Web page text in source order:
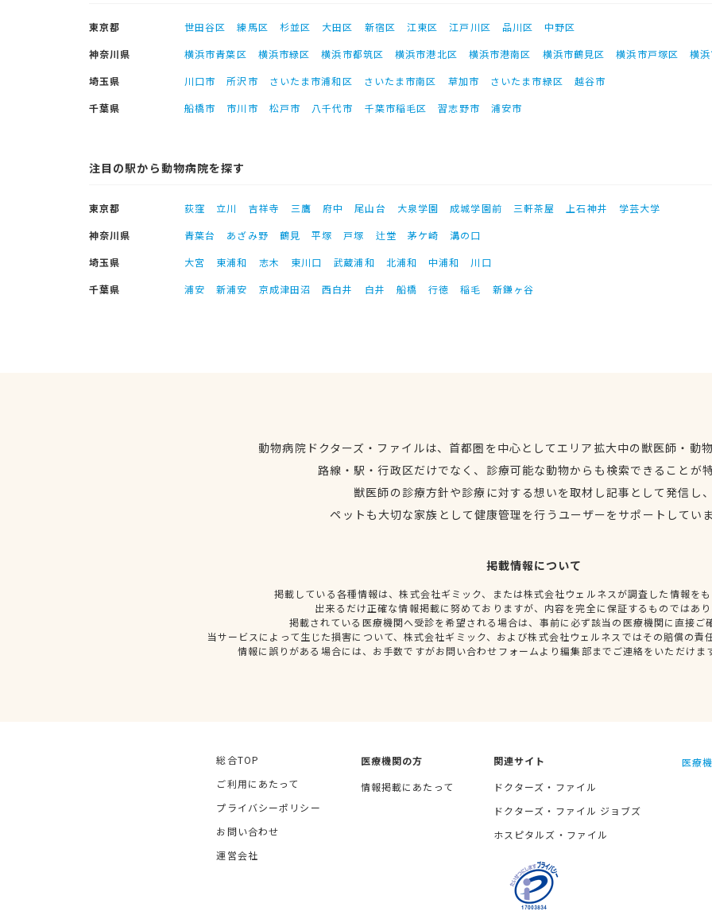
東京都 世田谷区 練馬区 杉並区 大田区 新宿区 江東区 江戸川区 品川区
中野区
神奈川県
横浜市青葉区 横浜市緑区 横浜市都筑区 横浜市港北区 横浜市港南区 横浜市鶴見区 横浜市戸塚区
横
埼玉県
川口市 所沢市 さいたま市浦和区 さいたま市南区 草加市 さいたま市緑区
越谷市
千葉県
船橋市 市川市 松戸市 八千代市 千葉市稲毛区 習志野市 浦安市
注目の駅から動物病院を探す
東京都 荻窪 立川 吉祥寺 三鷹 府中 尾山台 大泉学園 成城学園前 三軒茶屋 上石神井
学芸大学
神奈川県
青葉台 あざみ野 鶴見 平塚 戸塚 辻堂 茅ケ崎
溝の口
埼玉県
大宮 東浦和 志木 東川口 武蔵浦和 北浦和 中浦和
川口
千葉県
浦安 新浦安 京成津田沼 西白井 白井 船橋 行徳 稲毛 新鎌ヶ谷
動物病院ドクターズ・ファイルは、首都圏を中心としてエリア拡大中の獣医師・動
路線・駅・行政区だけでなく、診療可能な動物からも検索できることが
獣医師の診療方針や診療に対する想いを取材し記事として発信し
ペットも大切な家族として健康管理を行うユーザーをサポートしてい
掲載情報について
掲載している各種情報は、株式会社ギミック、または株式会社ウェルネスが調査した情報を
出来るだけ正確な情報掲載に努めておりますが、内容を完全に保証するものではあ
掲載されている医療機関へ受診を希望される場合は、事前に必ず該当の医療機関に直接ご
当サービスによって生じた損害について、株式会社ギミック、および株式会社ウェルネスではその賠償の責
情報に誤りがある場合には、お手数ですがお問い合わせフォームより編集部までご連絡をいただけま
総合TOP
ご利用にあたって
プライバシーポリシー
お問い合わせ
運営会社
医療機関の方
情報掲載にあたって
関連サイト
ドクターズ・ファイル
ドクターズ・ファイル ジョブズ
ホスピタルズ・ファイル
医療